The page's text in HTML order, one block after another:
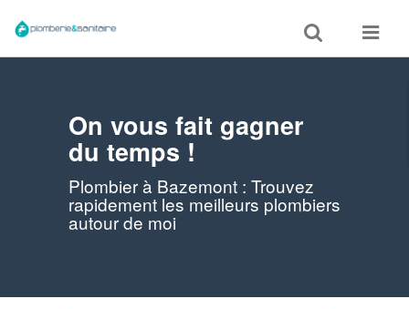
Toggle
search
Toggle
On vous fait gagner
du temps !
Plombier à Bazemont : Trouvez
rapidement les meilleurs plombiers
autour de moi